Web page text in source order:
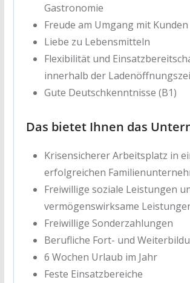
Gastronomie
Freude am Umgang mit Kunden
Liebe zu Lebensmitteln
Flexibilität und
innerhalb der
Gute Deutschkenntnisse (B1)
Das bietet Ihnen das
Krisensicherer Arbeitsplatz in
erfolgreichen
Freiwillige soziale Leistungen
vermögenswirksame
Freiwillige Sonderzahlungen
Berufliche Fort- und
6 Wochen Urlaub im Jahr
Feste Einsatzbereiche